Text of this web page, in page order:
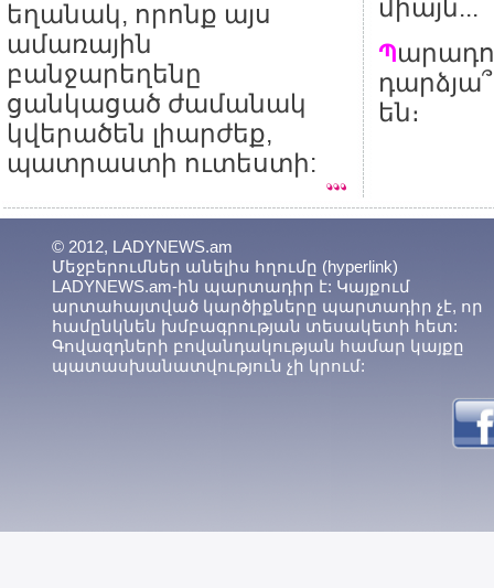
եղանակ, որոնք այս
ամառային
բանջարեղենը
ցանկացած ժամանակ
կվերածեն լիարժեք,
պատրաստի ուտեստի:
միայն...
Պ
են։
© 2012, LADYNEWS.am
Մեջբերումներ անելիս հղումը (hyperlink)
LADYNEWS.am-ին պարտադիր է: Կայքում
արտահայտված կարծիքները պարտադիր չէ, որ
համընկնեն խմբագրության տեսակետի հետ:
Գովազդների բովանդակության համար կայքը
պատասխանատվություն չի կրում: